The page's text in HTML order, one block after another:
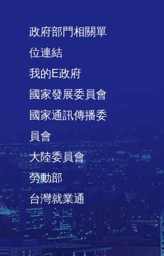
政府部門相關單
位連結
我的E政府
國家發展委員會
國家通訊傳播委
員會
大陸委員會
勞動部
台灣就業通